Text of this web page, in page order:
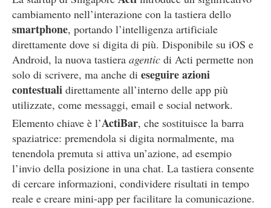
cambiamento nell’interazione con la tastiera dello
smartphone, portando l’intelligenza artificiale
direttamente dove si digita di più. Disponibile su iOS e
Android, la nuova tastiera agentic di Acti permette non
solo di scrivere, ma anche di eseguire azioni
contestuali direttamente all’interno delle app più
utilizzate, come messaggi, email e social network.
Elemento chiave è l’ActiBar, che sostituisce la barra
spaziatrice: premendola si digita normalmente, ma
tenendola premuta si attiva un’azione, ad esempio
l’invio della posizione in una chat. La tastiera consente
di cercare informazioni, condividere risultati in tempo
reale e creare mini-app per facilitare la comunicazione.